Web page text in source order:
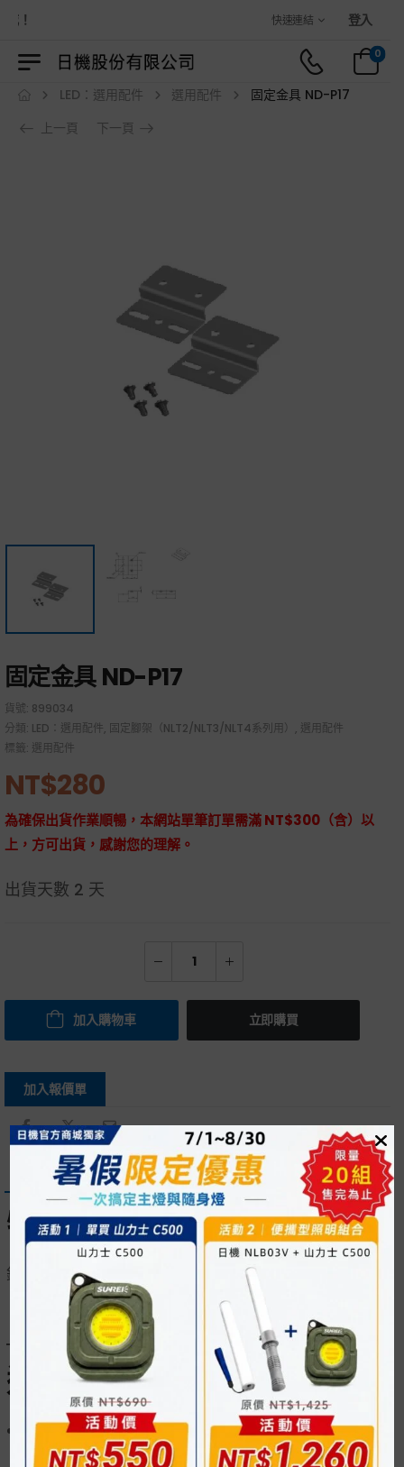
！ 快速連結 登入
0
LED：選用配件 選用配件
固定金具 ND-P17
上一頁
下一頁
固定金具 ND-P17
貨號: 899034
分類: LED：選用配件, 固定腳架（NLT2/NLT3/NLT4系列用） , 選用配件
標籤: 選用配件
NT$280
為確保出貨作業順暢，本網站單筆訂單需滿 NT$300（含）以
上，方可出貨，感謝您的理解。
出貨天數 2 天
加入購物車 立即購買
加入報價單
描述
特色
鋁合金支架 鋁擠型支架安裝燈具的輔助五金配件
適用燈具
NLT4